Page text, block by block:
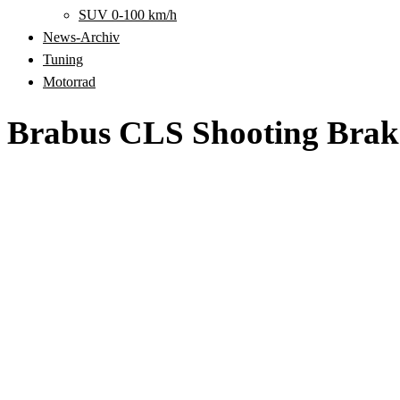
SUV 0-100 km/h
News-Archiv
Tuning
Motorrad
Brabus CLS Shooting